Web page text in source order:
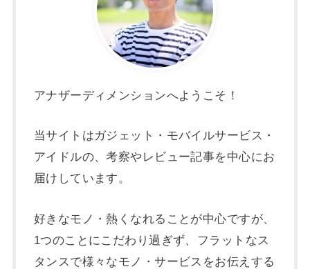
アナザーディメンションへようこそ！
当サイトはガジェット・モバイルサービス・
アイドルの、考察やレビュー記事を中心にお
届けしています。
好きなモノ・熱くなれることが中心ですが、
1つのことにこだわり過ぎず、フラットなス
タンスで様々なモノ・サービスをお伝えする